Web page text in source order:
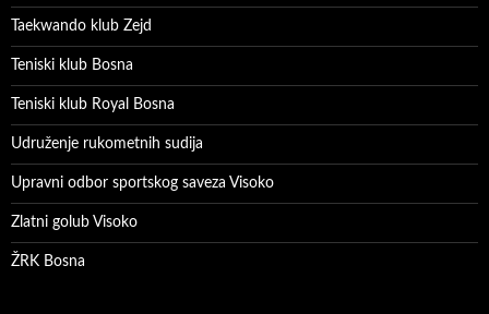
Taekwando klub Zejd
Teniski klub Bosna
Teniski klub Royal Bosna
Udruženje rukometnih sudija
Upravni odbor sportskog saveza Visoko
Zlatni golub Visoko
ŽRK Bosna